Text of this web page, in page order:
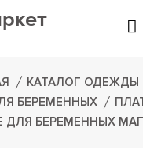
КАТАЛОГ ОДЕЖДЫ
БЕРЕМЕННЫХ
ДЛЯ БЕРЕМЕННЫХ